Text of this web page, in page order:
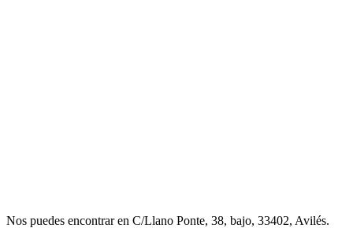
Nos puedes encontrar en C/Llano Ponte, 38, bajo, 33402, Avilés.